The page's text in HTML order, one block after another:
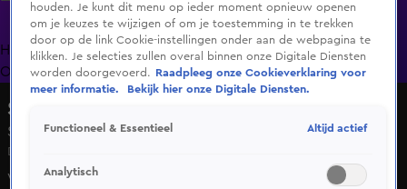
HomeUitzending Gemist Programma's De Bondgenoten
OranjezomerLivestreamsShop
Survive Your Family
Seizoen 1, aflevering 1
Do 16 apr, 20:30
Vier bekende families starten een intens avontuur in de
houden. Je kunt dit menu op ieder moment opnieuw openen
om je keuzes te wijzigen of om je toestemming in te trekken
door op de link Cookie-instellingen onder aan de webpagina te
klikken. Je selecties zullen overal binnen onze Digitale Diensten
worden doorgevoerd.
Raadpleeg onze Cookieverklaring voor
meer informatie.
Bekijk hier onze Digitale Diensten.
Functioneel & Essentieel Altijd actief
Analytisch